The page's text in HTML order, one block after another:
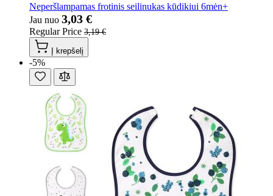
Neperšlampamas frotinis seilinukas kūdikiui 6mėn+
Jau nuo 3,03 €
Regular Price 3,19 €
Į krepšelį
-5%